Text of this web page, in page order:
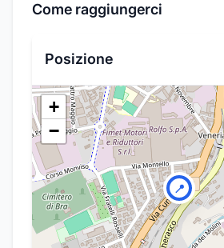
Come raggiungerci
Posizione
📍
+
−